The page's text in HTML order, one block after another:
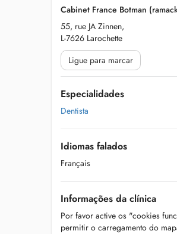
Cabinet France Botman
55, rue JA Zinnen,
L-7626 Larochette
Ligue para marcar
Especialidades
Dentista
Idiomas falados
Français
Informações da clínica
Por favor active os "cookies
permitir o carregamento do